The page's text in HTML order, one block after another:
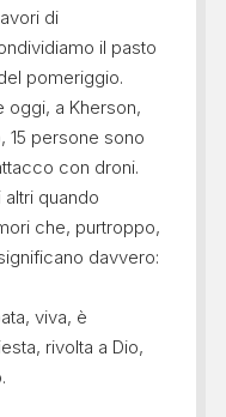
di
il pasto
pomeriggio.
oggi, a Kherson,
15 persone sono
con droni.
quando
che, purtroppo,
davvero:
viva, è
rivolta a Dio,